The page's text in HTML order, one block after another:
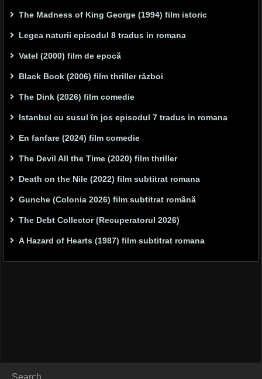
The Madness of King George (1994) film istoric
Legea naturii episodul 8 tradus in romana
Vatel (2000) film de epocă
Black Book (2006) film thriller război
The Dink (2026) film comedie
Istanbul cu susul în jos episodul 7 tradus in romana
En fanfare (2024) film comedie
The Devil All the Time (2020) film thriller
Death on the Nile (2022) film subtitrat romana
Gunche (Colonia 2026) film subtitrat română
The Debt Collector (Recuperatorul 2026)
A Hazard of Hearts (1987) film subtitrat romana
Search